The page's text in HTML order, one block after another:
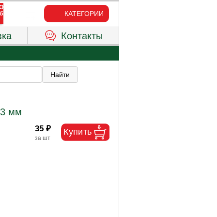
КАТЕГОРИИ
Контакты
мм
35 ₽